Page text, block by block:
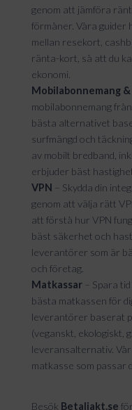
genom att jämföra
förmåner. Våra guider
mellan resekort,
ränta-kort, så att du
ekonomi.
Mobilabonnemang
mobilabonnemang
bästa alternativet
surfmängd och
av mobilt bredband,
erbjuder bäst
VPN – Skydda din
genom att välja rätt
att förstå hur VPN
bäst säkerhet och
leverantörer som är
och företag.
Matkassar– Spara
bästa matkassen för
leverantörer baserat
(veganskt, ekologiskt,
leveransalternativ.
matkasse som passar
Besök Betaljakt.se